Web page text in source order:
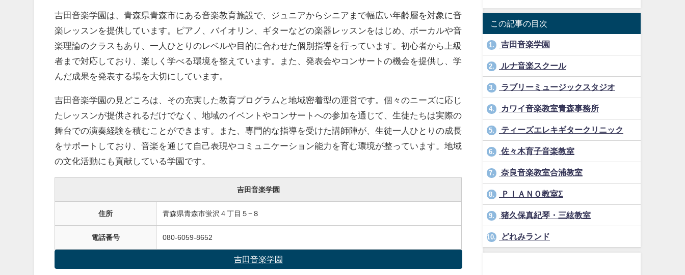
吉田音楽学園は、青森県青森市にある音楽教育施設で、ジュニアからシニアまで幅広い年齢層を対象に音
楽レッスンを提供しています。ピアノ、バイオリン、ギターなどの楽器レッスンをはじめ、ボーカルや音
楽理論のクラスもあり、一人ひとりのレベルや目的に合わせた個別指導を行っています。初心者から上級
者まで対応しており、楽しく学べる環境を整えています。また、発表会やコンサートの機会を提供し、学
んだ成果を発表する場を大切にしています。
吉田音楽学園の見どころは、その充実した教育プログラムと地域密着型の運営です。個々のニーズに応じ
たレッスンが提供されるだけでなく、地域のイベントやコンサートへの参加を通じて、生徒たちは実際の
舞台での演奏経験を積むことができます。また、専門的な指導を受けた講師陣が、生徒一人ひとりの成長
をサポートしており、音楽を通じて自己表現やコミュニケーション能力を育む環境が整っています。地域
の文化活動にも貢献している学園です。
吉田音楽学園
住所 青森県青森市蛍沢４丁目５−８
電話番号 080-6059-8652
吉田音楽学園
この記事の目次
1. 吉田音楽学園
2. ルナ音楽スクール
3. ラブリーミュージックスタジオ
4. カワイ音楽教室青森事務所
5. ティーズエレキギタークリニック
6. 佐々木育子音楽教室
7. 奈良音楽教室合浦教室
8. ＰＩＡＮＯ教室Σ
9. 猪久保真紀琴・三絃教室
10. どれみランド